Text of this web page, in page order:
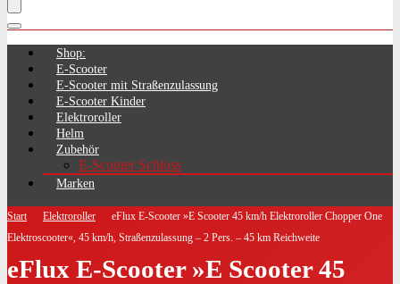
Shop:
E-Scooter
E-Scooter mit Straßenzulassung
E-Scooter Kinder
Elektroroller
Helm
Zubehör
E-Scooter Schloss
Marken
Start Elektroroller
eFlux E-Scooter »E Scooter 45 km/h Elektroroller Chopper One
Elektroscooter«, 45 km/h, Straßenzulassung – 2 Pers. – 45 km Reichweite
eFlux E-Scooter »E Scooter 45